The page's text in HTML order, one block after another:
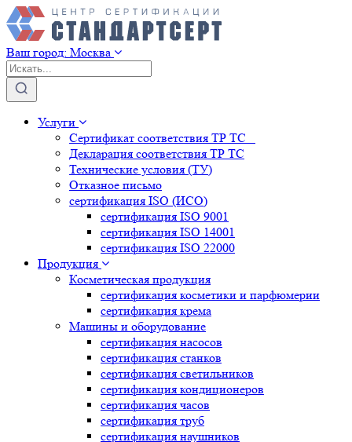
Ваш город: Москва
Услуги
Сертификат соответствия ТР ТС
Декларация соответствия ТР ТС
Технические условия (ТУ)
Отказное письмо
сертификация ISO (ИСО)
сертификация ISO 9001
сертификация ISO 14001
сертификация ISO 22000
Продукция
Косметическая продукция
сертификация косметики и парфюмерии
сертификация крема
Машины и оборудование
сертификация насосов
сертификация станков
сертификация светильников
сертификация кондиционеров
сертификация часов
сертификация труб
сертификация наушников